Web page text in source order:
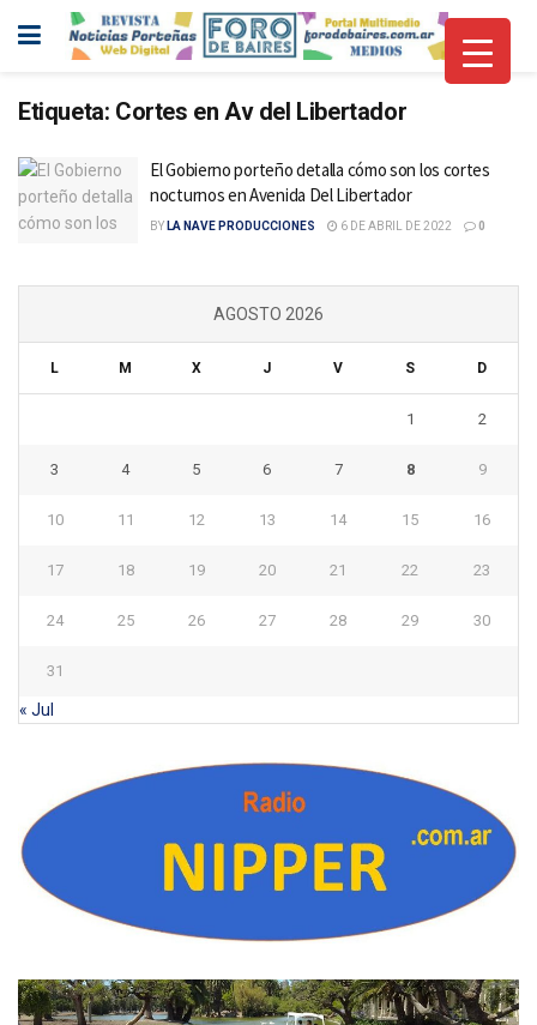
Etiqueta: Cortes en Av del Libertador
El Gobierno porteño detalla cómo son los cortes
nocturnos en Avenida Del Libertador
BY LA NAVE PRODUCCIONES 6 DE ABRIL DE 2022 0
AGOSTO 2026
L M X J V S D
1 2
3 4 5 6 7 8 9
10 11 12 13 14 15 16
17 18 19 20 21 22 23
24 25 26 27 28 29 30
31
« Jul